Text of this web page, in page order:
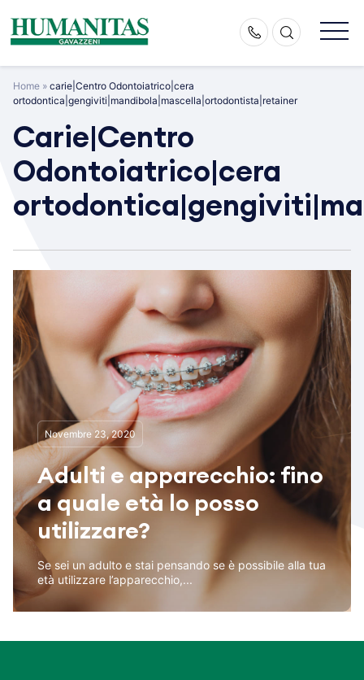
content
Home » carie|Centro Odontoiatrico|cera
ortodontica|gengiviti|mandibola|mascella|ortodontista|retainer
Carie|Centro
Odontoiatrico|cera
Novembre 23, 2020
Adulti e apparecchio: fino
a quale età lo posso
utilizzare?
Se sei un adulto e stai pensando se è possibile alla tua
età utilizzare l’apparecchio,...